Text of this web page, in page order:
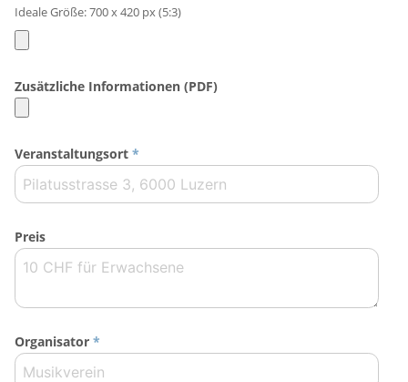
Ideale Größe: 700 x 420 px (5:3)
Zusätzliche Informationen (PDF)
Veranstaltungsort *
Preis
Organisator *